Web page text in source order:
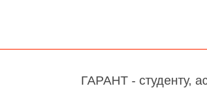
ГАРАНТ - студенту,